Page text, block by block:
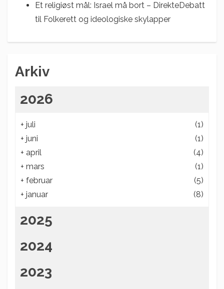
Et religiøst mål: Israel må bort – DirekteDebatt
til Folkerett og ideologiske skylapper
Arkiv
2026
+ juli
(1)
+ juni
(1)
+ april
(4)
+ mars
(1)
+ februar
(5)
+ januar (8)
2025
2024
2023